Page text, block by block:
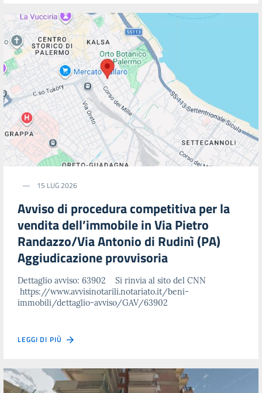
15 LUG 2026
Avviso di procedura competitiva per la
vendita dell’immobile in Via Pietro
Randazzo/Via Antonio di Rudinì (PA)
Aggiudicazione provvisoria
Dettaglio avviso: 63902 Si rinvia al sito del CNN
https://www.avvisinotarili.notariato.it/beni-
immobili/dettaglio-avviso/GAV/63902
LEGGI DI PIÙ